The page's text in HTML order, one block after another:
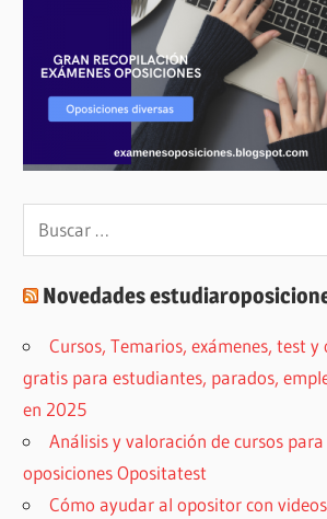
Buscar:
Novedades
Cursos, Temarios, exámenes, test
gratis para estudiantes, parados,
en 2025
Análisis y valoración de cursos
oposiciones Opositatest
Cómo ayudar al opositor con